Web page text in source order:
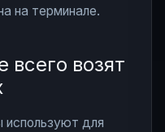
на терминале.
всего возят
используют для